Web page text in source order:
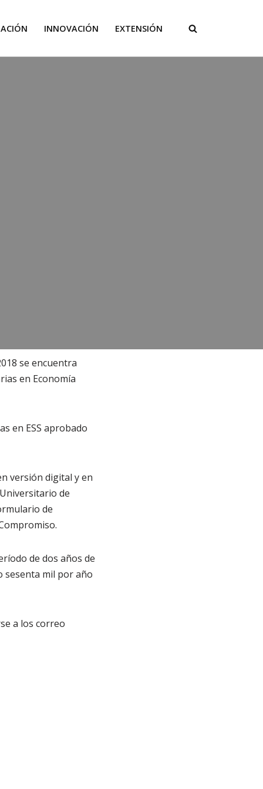
INNOVACIÓN EXTENSIÓN
se encuentra
en Economía
en ESS aprobado
versión digital y en
de
de
de dos años de
sesenta mil por año
a los correo